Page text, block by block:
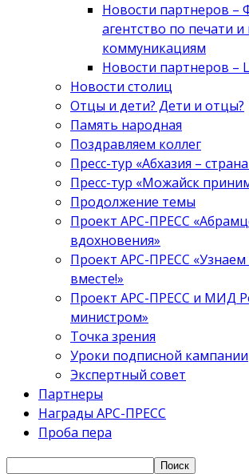
Новости партнеров –
агентство по печати
коммуникациям
Новости партнеров –
Новости столиц
Отцы и дети? Дети и отцы?
Память народная
Поздравляем коллег
Пресс-тур «Абхазия –
Пресс-тур «Можайск
Продолжение темы
Проект АРС-ПРЕСС
вдохновения»
Проект АРС-ПРЕСС «Узнаем
вместе!»
Проект АРС-ПРЕСС и МИД
министром»
Точка зрения
Уроки подписной кампании
Экспертный совет
Партнеры
Награды АРС-ПРЕСС
Проба пера